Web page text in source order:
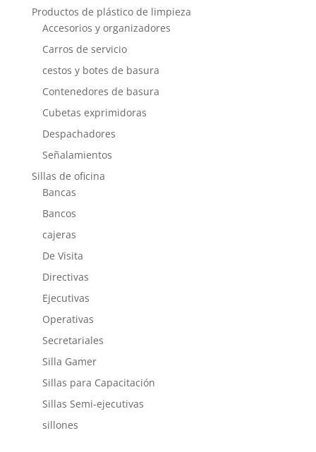
Productos de plástico de limpieza
Accesorios y organizadores
Carros de servicio
cestos y botes de basura
Contenedores de basura
Cubetas exprimidoras
Despachadores
Señalamientos
Sillas de oficina
Bancas
Bancos
cajeras
De Visita
Directivas
Ejecutivas
Operativas
Secretariales
Silla Gamer
Sillas para Capacitación
Sillas Semi-ejecutivas
sillones